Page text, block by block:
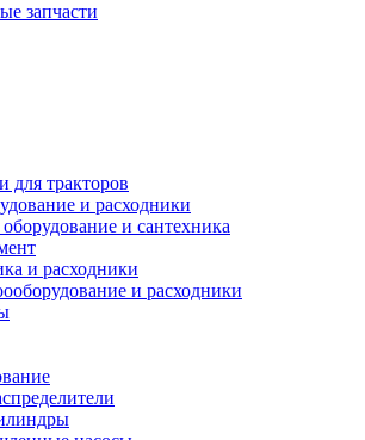
запчасти
для тракторов
и расходники
оборудование и сантехника
и расходники
и расходники